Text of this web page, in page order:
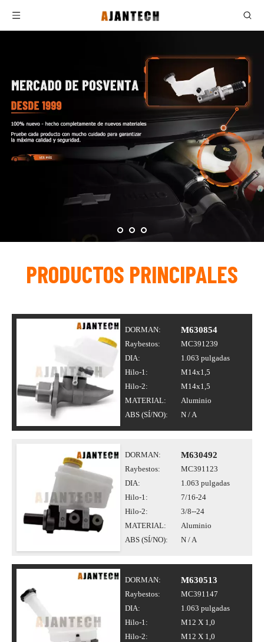
PRODUCTOS PRINCIPALES
DORMAN: M630854
Raybestos:
MC391239
DIA:
1.063 pulgadas
Hilo-1:
M14x1,5
Hilo-2:
M14x1,5
MATERIAL:
Aluminio
ABS (SÍ/NO):
N / A
DORMAN: M630492
Raybestos:
MC391123
DIA:
1.063 pulgadas
Hilo-1:
7/16-24
Hilo-2:
3/8--24
MATERIAL:
Aluminio
ABS (SÍ/NO):
N / A
DORMAN: M630513
Raybestos:
MC391147
DIA:
1.063 pulgadas
Hilo-1:
M12 X 1,0
Hilo-2:
M12 X 1,0